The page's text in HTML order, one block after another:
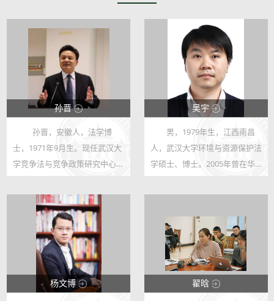
孙晋
58810
99
孙晋，安徽人，法学博
士，1971年9月生。现任武汉大
学竞争法与竞争政策研究中心主
行院长、法学院经济法教研室主
任，教授、博士生导师。湖北省
十大杰出法学家，美国加州大学
伯克利分...
吴宇
20267
8
男，1979年生，江西南昌
人，武汉大学环境与资源保护法
学硕士、博士。2005年曾在华
2010年博士毕业后在武汉大学
研究，同时在环境法研究所任
教。2015年11月至2...
杨文博 翟晗